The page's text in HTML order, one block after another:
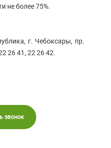
не более 75%.
г. Чебоксары, пр.
26 41, 22 26 42.
звонок